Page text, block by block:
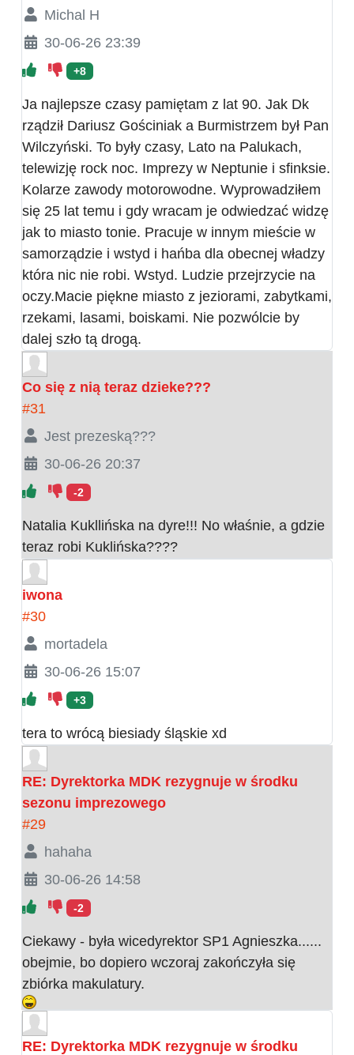
Michal H
30-06-26 23:39
+8
Ja najlepsze czasy pamiętam z lat 90. Jak Dk
rządził Dariusz Gościniak a Burmistrzem był Pan
Wilczyński. To były czasy, Lato na Palukach,
telewizję rock noc. Imprezy w Neptunie i sfinksie.
Kolarze zawody motorowodne. Wyprowadziłem
się 25 lat temu i gdy wracam je odwiedzać widzę
jak to miasto tonie. Pracuje w innym mieście w
samorządzie i wstyd i hańba dla obecnej władzy
która nic nie robi. Wstyd. Ludzie przejrzycie na
oczy.Macie piękne miasto z jeziorami, zabytkami,
rzekami, lasami, boiskami. Nie pozwólcie by
dalej szło tą drogą.
Co się z nią teraz dzieke???
#31
Jest prezeską???
30-06-26 20:37
-2
Natalia Kukllińska na dyre!!! No właśnie, a gdzie
teraz robi Kuklińska????
iwona
#30
mortadela
30-06-26 15:07
+3
tera to wrócą biesiady śląskie xd
RE: Dyrektorka MDK rezygnuje w środku
sezonu imprezowego
#29
hahaha
30-06-26 14:58
-2
Ciekawy - była wicedyrektor SP1 Agnieszka......
obejmie, bo dopiero wczoraj zakończyła się
zbiórka makulatury.
RE: Dyrektorka MDK rezygnuje w środku